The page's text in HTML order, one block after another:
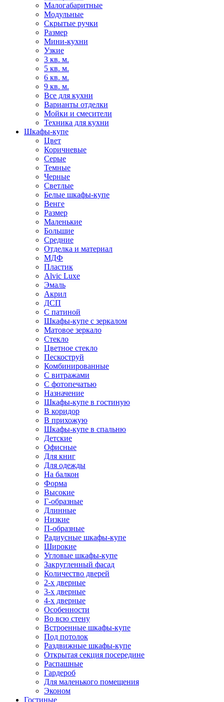
Малогабаритные
Модульные
Скрытые ручки
Размер
Мини-кухни
Узкие
3 кв. м.
5 кв. м.
6 кв. м.
9 кв. м.
Все для кухни
Варианты отделки
Мойки и смесители
Техника для кухни
Шкафы-купе
Цвет
Коричневые
Серые
Темные
Черные
Светлые
Белые шкафы-купе
Венге
Размер
Маленькие
Большие
Средние
Отделка и материал
МДФ
Пластик
Alvic Luxe
Эмаль
Акрил
ДСП
С патиной
Шкафы-купе с зеркалом
Матовое зеркало
Стекло
Цветное стекло
Пескоструй
Комбинированные
С витражами
С фотопечатью
Назначение
Шкафы-купе в гостиную
В коридор
В прихожую
Шкафы-купе в спальню
Детские
Офисные
Для книг
Для одежды
На балкон
Форма
Высокие
Г-образные
Длинные
Низкие
П-образные
Радиусные шкафы-купе
Широкие
Угловые шкафы-купе
Закругленный фасад
Количество дверей
2-х дверные
3-х дверные
4-х дверные
Особенности
Во всю стену
Встроенные шкафы-купе
Под потолок
Раздвижные шкафы-купе
Открытая секция посередине
Распашные
Гардероб
Для маленького помещения
Эконом
Гостиные